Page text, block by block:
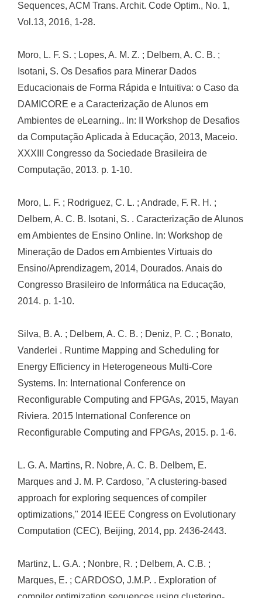
Sequences, ACM Trans. Archit. Code Optim., No. 1,
Vol.13, 2016, 1-28.
Moro, L. F. S. ; Lopes, A. M. Z. ; Delbem, A. C. B. ;
Isotani, S. Os Desafios para Minerar Dados
Educacionais de Forma Rápida e Intuitiva: o Caso da
DAMICORE e a Caracterização de Alunos em
Ambientes de eLearning.. In: II Workshop de Desafios
da Computação Aplicada à Educação, 2013, Maceio.
XXXIII Congresso da Sociedade Brasileira de
Computação, 2013. p. 1-10.
Moro, L. F. ; Rodriguez, C. L. ; Andrade, F. R. H. ;
Delbem, A. C. B. Isotani, S. . Caracterização de Alunos
em Ambientes de Ensino Online. In: Workshop de
Mineração de Dados em Ambientes Virtuais do
Ensino/Aprendizagem, 2014, Dourados. Anais do
Congresso Brasileiro de Informática na Educação,
2014. p. 1-10.
Silva, B. A. ; Delbem, A. C. B. ; Deniz, P. C. ; Bonato,
Vanderlei . Runtime Mapping and Scheduling for
Energy Efficiency in Heterogeneous Multi-Core
Systems. In: International Conference on
Reconfigurable Computing and FPGAs, 2015, Mayan
Riviera. 2015 International Conference on
Reconfigurable Computing and FPGAs, 2015. p. 1-6.
L. G. A. Martins, R. Nobre, A. C. B. Delbem, E.
Marques and J. M. P. Cardoso, "A clustering-based
approach for exploring sequences of compiler
optimizations," 2014 IEEE Congress on Evolutionary
Computation (CEC), Beijing, 2014, pp. 2436-2443.
Martinz, L. G.A. ; Nonbre, R. ; Delbem, A. C.B. ;
Marques, E. ; CARDOSO, J.M.P. . Exploration of